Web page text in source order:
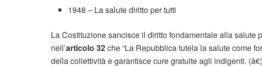
1948 – La salute diritto per tutti
La Costituzione sancisce il diritto fondamentale alla salute
nell’articolo 32che “La Repubblica tutela la salute come
della collettività e garantisce cure gratuite agli indigenti.